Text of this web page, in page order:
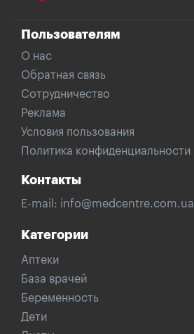
Пользователям
О нас
Обратная связь
Сотрудничество
Реклама
Условия пользования
Политика конфиденциальности
Контакты
E-mail: info@medcentre.com.ua
Категории
Аптеки
База врачей
Беременность
Дети